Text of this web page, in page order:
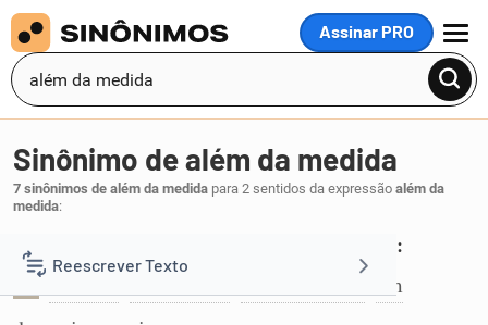
Assinar PRO
MENU
Reescrever Texto
Sinônimo de além da medida
7 sinônimos de além da medida para 2 sentidos da expressão além da
medida:
Em quantidade superior ao considerado normal:
em